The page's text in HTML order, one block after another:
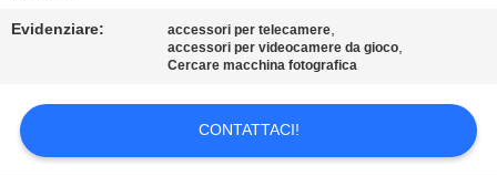
CONTATTACI
NOTIZIE
Evidenziare: accessori per telecamere,
accessori per videocamere da gioco,
Cercare macchina fotografica
CONTATTACI!